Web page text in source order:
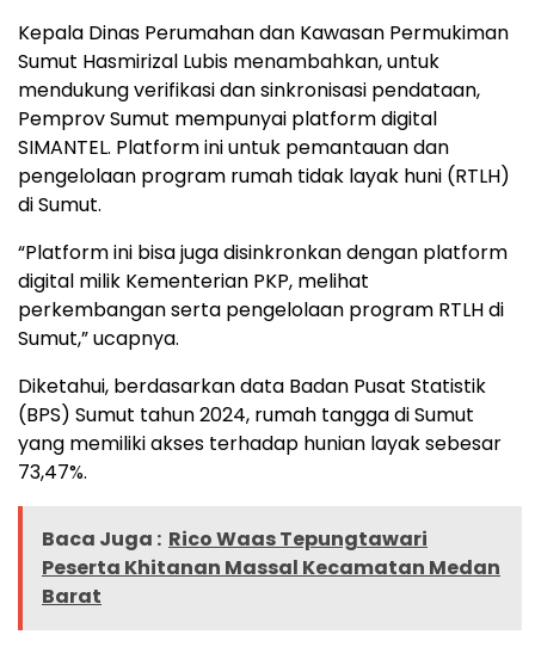
Kepala Dinas Perumahan dan Kawasan Permukiman
Sumut Hasmirizal Lubis menambahkan, untuk
mendukung verifikasi dan sinkronisasi pendataan,
Pemprov Sumut mempunyai platform digital
SIMANTEL. Platform ini untuk pemantauan dan
pengelolaan program rumah tidak layak huni (RTLH)
di Sumut.
“Platform ini bisa juga disinkronkan dengan platform
digital milik Kementerian PKP, melihat
perkembangan serta pengelolaan program RTLH di
Sumut,” ucapnya.
Diketahui, berdasarkan data Badan Pusat Statistik
(BPS) Sumut tahun 2024, rumah tangga di Sumut
yang memiliki akses terhadap hunian layak sebesar
73,47%.
Baca Juga : Rico Waas Tepungtawari
Peserta Khitanan Massal Kecamatan Medan
Barat